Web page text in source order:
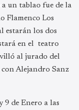
a un tablao fue de la
Flamenco Los
estarán los dos
en el teatro
al jurado del
Alejandro Sanz
9 de Enero a las